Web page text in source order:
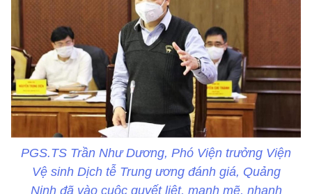
PGS.TS Trần Như Dương, Phó Viện trưởng Viện
Vệ sinh Dịch tễ Trung ương đánh giá, Quảng
Ninh đã vào cuộc quyết liệt, mạnh mẽ, nhanh